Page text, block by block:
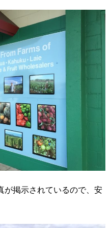
が掲示されているので、安